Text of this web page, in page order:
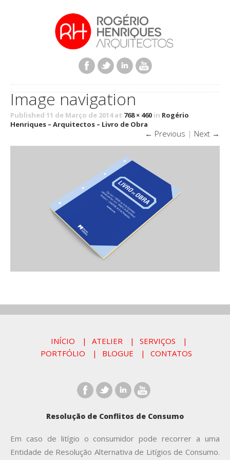
Image navigation
Published 11 de Março de 2014 at 768 × 460 in Rogério
Henriques – Arquitectos – Livro de Obra
← Previous | Next →
INÍCIO ATELIER
SERVIÇOS
PORTFÓLIO
BLOGUE CONTATOS
Resolução de Conflitos de Consumo
Em caso de litígio o consumidor pode recorrer a uma
Entidade de Resolução Alternativa de Litígios de Consumo.